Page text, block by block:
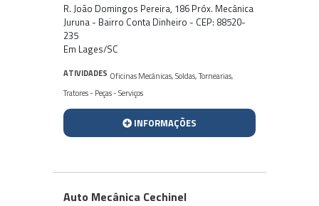
R. João Domingos Pereira, 186 Próx. Mecânica
Juruna - Bairro Conta Dinheiro - CEP: 88520-
235
Em Lages/SC
ATIVIDADES Oficinas Mecânicas,Soldas,Tornearias,
Tratores - Peças - Serviços
INFORMAÇÕES
Auto Mecânica Cechinel